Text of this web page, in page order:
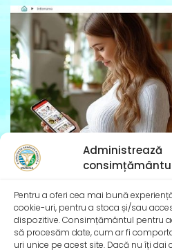
Administrează
Pentru a oferi cea mai bună
cookie-uri, pentru a stoca și/sau
dispozitive. Consimțământul pentru
să procesăm date, cum ar fi
uri unice pe acest site. Dacă nu îți
primul an de
De peste 35 de ani,
desfășoară activități